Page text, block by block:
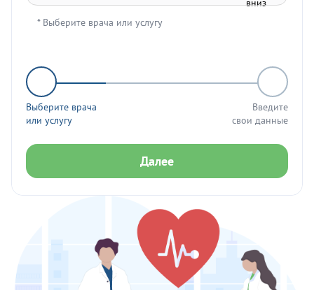
* Выберите врача или услугу
Выберите врача
или услугу
Введите
свои данные
Далее